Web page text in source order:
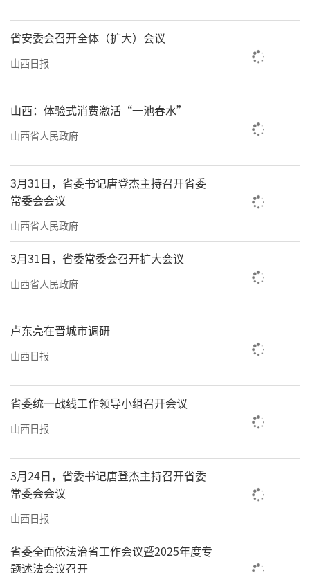
省安委会召开全体（扩大）会议
山西日报
山西：体验式消费激活“一池春水”
山西省人民政府
3月31日，省委书记唐登杰主持召开省委
常委会会议
山西省人民政府
3月31日，省委常委会召开扩大会议
山西省人民政府
卢东亮在晋城市调研
山西日报
省委统一战线工作领导小组召开会议
山西日报
3月24日，省委书记唐登杰主持召开省委
常委会会议
山西日报
省委全面依法治省工作会议暨2025年度专
题述法会议召开